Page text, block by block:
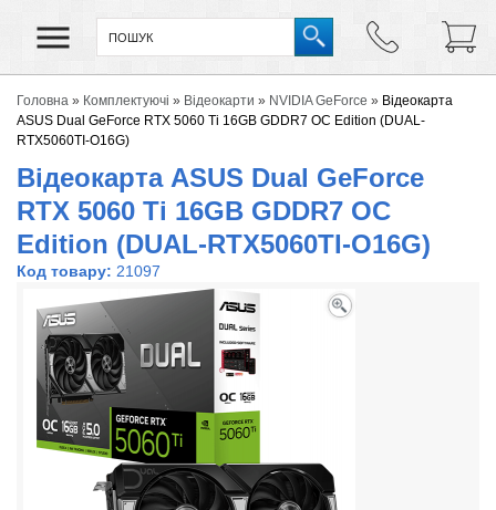
Головна » Комплектуючі » Відеокарти » NVIDIA GeForce » Відеокарта
ASUS Dual GeForce RTX 5060 Ti 16GB GDDR7 OC Edition (DUAL-
RTX5060TI-O16G)
Відеокарта ASUS Dual GeForce
RTX 5060 Ti 16GB GDDR7 OC
Edition (DUAL-RTX5060TI-O16G)
Код товару: 21097